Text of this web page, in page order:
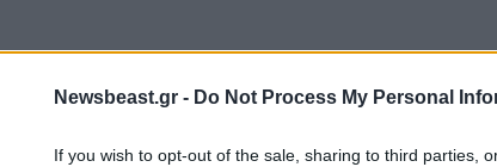
Newsbeast.gr - Do Not Process My Personal
If you wish to opt-out of the sale, sharing to third parties,